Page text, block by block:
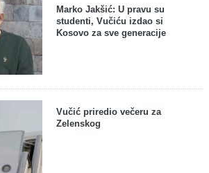
Marko Jakšić: U pravu su
studenti, Vučiću izdao si
Kosovo za sve generacije
Vučić priredio večeru za
Zelenskog